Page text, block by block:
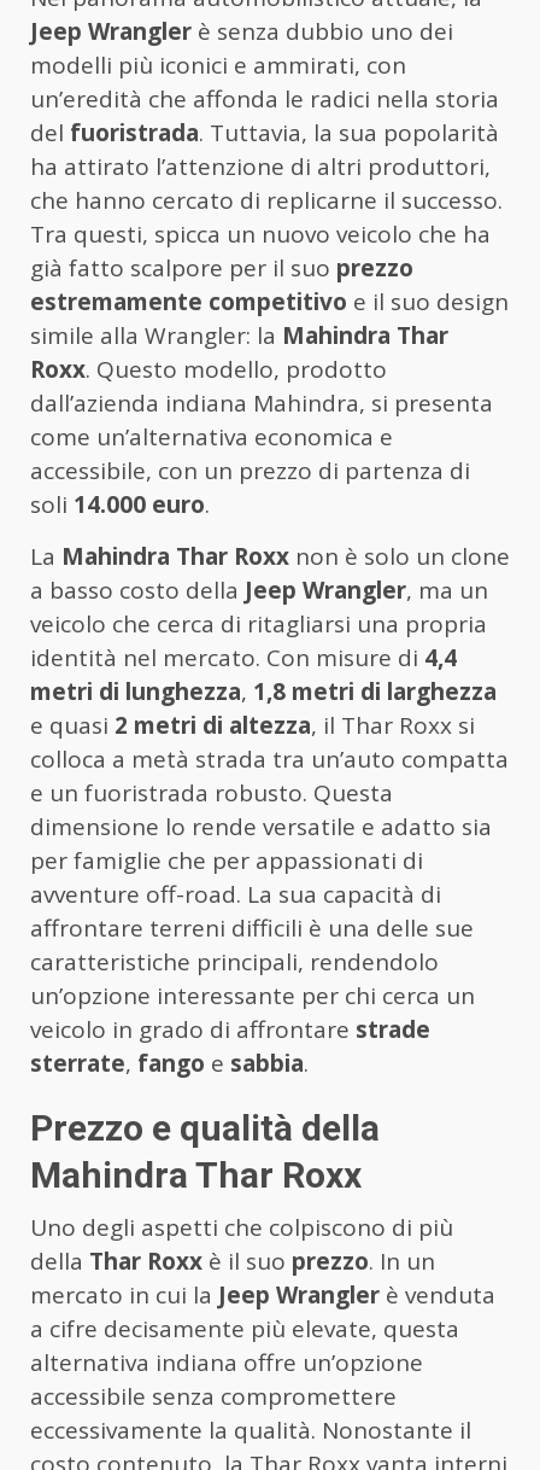
Jeep Wrangler è senza dubbio uno dei
modelli più iconici e ammirati, con
un’eredità che affonda le radici nella storia
del fuoristrada. Tuttavia, la sua popolarità
ha attirato l’attenzione di altri produttori,
che hanno cercato di replicarne il successo.
Tra questi, spicca un nuovo veicolo che ha
già fatto scalpore per il suo prezzo
estremamente competitivo e il suo design
simile alla Wrangler: la Mahindra Thar
Roxx. Questo modello, prodotto
dall’azienda indiana Mahindra, si presenta
come un’alternativa economica e
accessibile, con un prezzo di partenza di
soli 14.000 euro.
La Mahindra Thar Roxx non è solo un clone
a basso costo della Jeep Wrangler, ma un
veicolo che cerca di ritagliarsi una propria
identità nel mercato. Con misure di 4,4
metri di lunghezza, 1,8 metri di larghezza
e quasi 2 metri di altezza, il Thar Roxx si
colloca a metà strada tra un’auto compatta
e un fuoristrada robusto. Questa
dimensione lo rende versatile e adatto sia
per famiglie che per appassionati di
avventure off-road. La sua capacità di
affrontare terreni difficili è una delle sue
caratteristiche principali, rendendolo
un’opzione interessante per chi cerca un
veicolo in grado di affrontare strade
sterrate, fango e sabbia.
Prezzo e qualità della
Mahindra Thar Roxx
Uno degli aspetti che colpiscono di più
della Thar Roxx è il suo prezzo. In un
mercato in cui la Jeep Wrangler è venduta
a cifre decisamente più elevate, questa
alternativa indiana offre un’opzione
accessibile senza compromettere
eccessivamente la qualità. Nonostante il